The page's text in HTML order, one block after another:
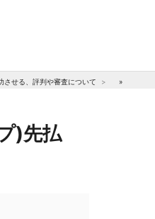
せる、評判や審査について »
)先払